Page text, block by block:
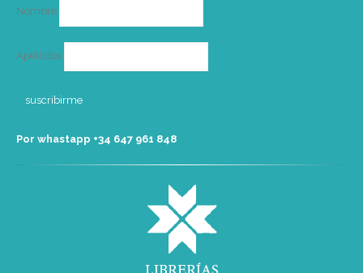
Nombre
Apellidos
Por whastapp +34 ‭647 961 848‬